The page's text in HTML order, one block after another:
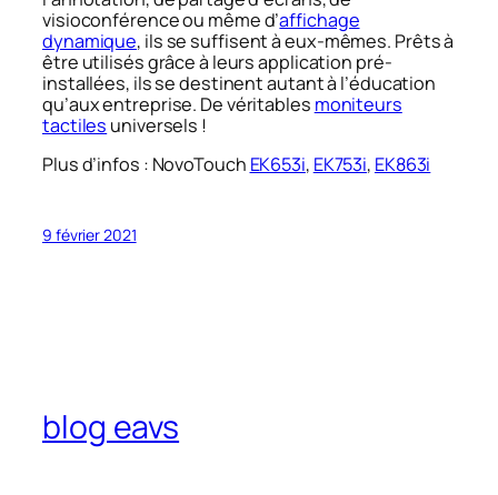
visioconférence ou même d’affichage
dynamique, ils se suffisent à eux-mêmes. Prêts à
être utilisés grâce à leurs application pré-
installées, ils se destinent autant à l’éducation
qu’aux entreprise. De véritables moniteurs
tactiles universels !
Plus d’infos : NovoTouch EK653i, EK753i, EK863i
9 février 2021
blog eavs